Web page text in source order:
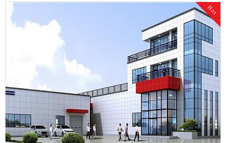
Hot